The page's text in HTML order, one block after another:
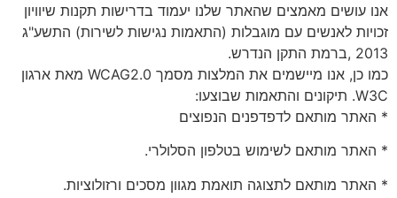
אנו עושים מאמצים שהאתר שלנו יעמוד בדרישות תקנות שיוויון
זכויות לאנשים עם מוגבלות (התאמות נגישות לשירות) התשע"ג
2013 ,ברמת התקן הנדרש.
כמו כן, אנו מיישמים את המלצות מסמך 0.WCAG2 מאת ארגון
W3C. תיקונים והתאמות שבוצעו:
* האתר מותאם לדפדפנים הנפוצים
* האתר מותאם לשימוש בטלפון הסלולרי.
* האתר מותאם לתצוגה תואמת מגוון מסכים ורזולוציות.